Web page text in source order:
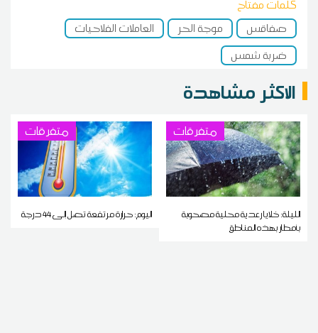
كلمات مفتاح
صفاقس
موجة الحر
العاملات الفلاحيات
ضربة شمس
الاكثر مشاهدة
متفرقات
الليلة: خلايا رعدية محلية مصحوبة
بأمطار بهذه المناطق
متفرقات
اليوم: حرارة مرتفعة تصل إلى 44 درجة